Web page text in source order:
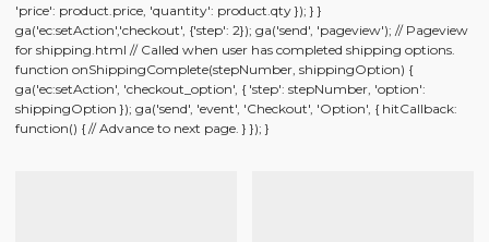
'price': product.price, 'quantity': product.qty }); } }
ga('ec:setAction','checkout', {'step': 2}); ga('send', 'pageview'); // Pageview
for shipping.html // Called when user has completed shipping options.
function onShippingComplete(stepNumber, shippingOption) {
ga('ec:setAction', 'checkout_option', { 'step': stepNumber, 'option':
shippingOption }); ga('send', 'event', 'Checkout', 'Option', { hitCallback:
function() { // Advance to next page. } }); }